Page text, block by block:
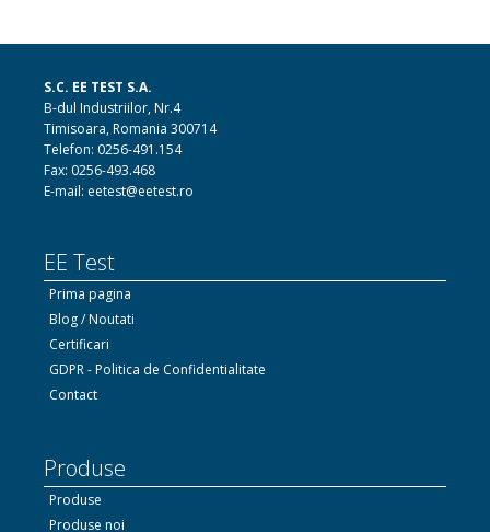
S.C. EE TEST S.A.
B-dul Industriilor, Nr.4
Timisoara, Romania 300714
Telefon: 0256-491.154
Fax: 0256-493.468
E-mail: eetest@eetest.ro
EE Test
Prima pagina
Blog / Noutati
Certificari
GDPR - Politica de Confidentialitate
Contact
Produse
Produse
Produse noi